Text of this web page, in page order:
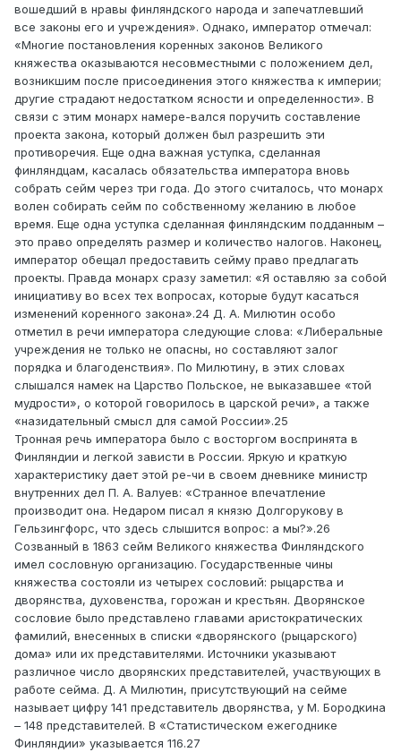
вошедший в нравы финляндского народа и запечатлевший
все законы его и учреждения». Однако, император отмечал:
«Многие постановления коренных законов Великого
княжества оказываются несовместными с положением дел,
возникшим после присоединения этого княжества к империи;
другие страдают недостатком ясности и определенности». В
связи с этим монарх намере-вался поручить составление
проекта закона, который должен был разрешить эти
противоречия. Еще одна важная уступка, сделанная
финляндцам, касалась обязательства императора вновь
собрать сейм через три года. До этого считалось, что монарх
волен собирать сейм по собственному желанию в любое
время. Еще одна уступка сделанная финляндским подданным –
это право определять размер и количество налогов. Наконец,
император обещал предоставить сейму право предлагать
проекты. Правда монарх сразу заметил: «Я оставляю за собой
инициативу во всех тех вопросах, которые будут касаться
изменений коренного закона».24 Д. А. Милютин особо
отметил в речи императора следующие слова: «Либеральные
учреждения не только не опасны, но составляют залог
порядка и благоденствия». По Милютину, в этих словах
слышался намек на Царство Польское, не выказавшее «той
мудрости», о которой говорилось в царской речи», а также
«назидательный смысл для самой России».25
Тронная речь императора было с восторгом воспринята в
Финляндии и легкой зависти в России. Яркую и краткую
характеристику дает этой ре-чи в своем дневнике министр
внутренних дел П. А. Валуев: «Странное впечатление
производит она. Недаром писал я князю Долгорукову в
Гельзингфорс, что здесь слышится вопрос: а мы?».26
Созванный в 1863 сейм Великого княжества Финляндского
имел сословную организацию. Государственные чины
княжества состояли из четырех сословий: рыцарства и
дворянства, духовенства, горожан и крестьян. Дворянское
сословие было представлено главами аристократических
фамилий, внесенных в списки «дворянского (рыцарского)
дома» или их представителями. Источники указывают
различное число дворянских представителей, участвующих в
работе сейма. Д. А Милютин, присутствующий на сейме
называет цифру 141 представитель дворянства, у М. Бородкина
– 148 представителей. В «Статистическом ежегоднике
Финляндии» указывается 116.27